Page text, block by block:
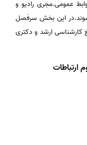
عمومی.مجری رادیو و
شوند.در این بخش سرفصل
کارشناسی ارشد و دکتری